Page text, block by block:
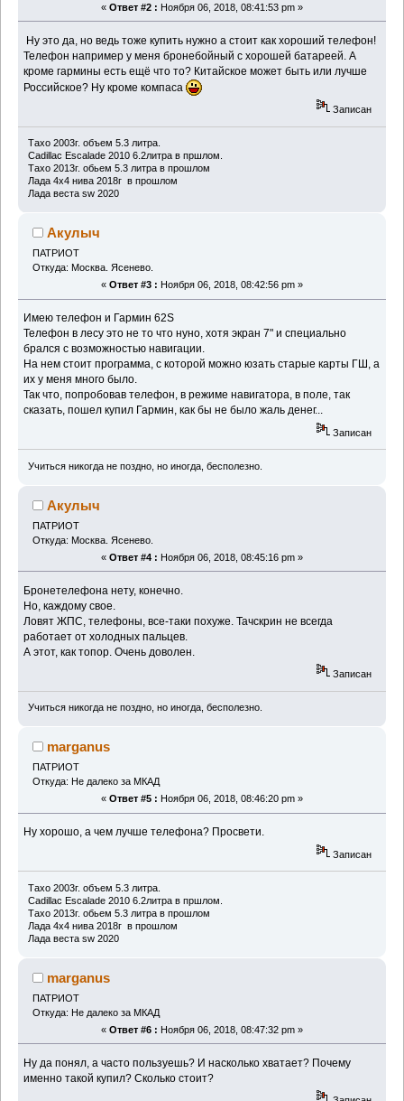
« Ответ #2 : Ноября 06, 2018, 08:41:53 pm »
Ну это да, но ведь тоже купить нужно а стоит как хороший телефон!
Телефон например у меня бронебойный с хорошей батареей. А
кроме гармины есть ещё что то? Китайское может быть или лучше
Российское? Ну кроме компаса
Записан
Тахо 2003г. объем 5.3 литра.
Cadillac Escalade 2010 6.2литра в пршлом.
Тахо 2013г. обьем 5.3 литра в прошлом
Лада 4х4 нива 2018г в прошлом
Лада веста sw 2020
Акулыч
ПАТРИОТ
Откуда: Москва. Ясенево.
« Ответ #3 : Ноября 06, 2018, 08:42:56 pm »
Имею телефон и Гармин 62S
Телефон в лесу это не то что нуно, хотя экран 7" и специально
брался с возможностью навигации.
На нем стоит программа, с которой можно юзать старые карты ГШ, а
их у меня много было.
Так что, попробовав телефон, в режиме навигатора, в поле, так
сказать, пошел купил Гармин, как бы не было жаль денег...
Записан
Учиться никогда не поздно, но иногда, бесполезно.
Акулыч
ПАТРИОТ
Откуда: Москва. Ясенево.
« Ответ #4 : Ноября 06, 2018, 08:45:16 pm »
Бронетелефона нету, конечно.
Но, каждому свое.
Ловят ЖПС, телефоны, все-таки похуже. Тачскрин не всегда
работает от холодных пальцев.
А этот, как топор. Очень доволен.
Записан
Учиться никогда не поздно, но иногда, бесполезно.
marganus
ПАТРИОТ
Откуда: Не далеко за МКАД
« Ответ #5 : Ноября 06, 2018, 08:46:20 pm »
Ну хорошо, а чем лучше телефона? Просвети.
Записан
Тахо 2003г. объем 5.3 литра.
Cadillac Escalade 2010 6.2литра в пршлом.
Тахо 2013г. обьем 5.3 литра в прошлом
Лада 4х4 нива 2018г в прошлом
Лада веста sw 2020
marganus
ПАТРИОТ
Откуда: Не далеко за МКАД
« Ответ #6 : Ноября 06, 2018, 08:47:32 pm »
Ну да понял, а часто пользуешь? И насколько хватает? Почему
именно такой купил? Сколько стоит?